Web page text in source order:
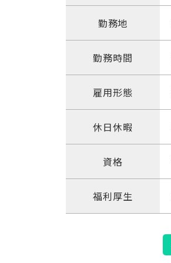
勤務地
勤務時間
雇用形態
休日休暇
資格
福利厚生